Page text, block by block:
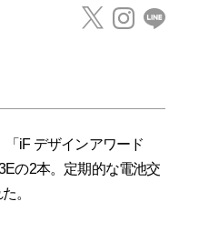
「iF デザインアワード
の2本。定期的な電池交
。